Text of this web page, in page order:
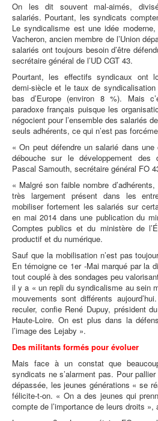
On les dit souvent mal-aimés,
salariés. Pourtant, les syndicats
Le syndicalisme est une idée
Vacheron, ancien membre de l’Union
salariés ont toujours besoin d’être
secrétaire général de l’UD CGT 43.
Pourtant, les effectifs syndicaux ont
demi-siècle et le taux de
bas d’Europe (environ 8 %). Mais
paradoxe français puisque les
négocient pour l’ensemble des salariés
seuls adhérents, ce qui n’est pas
« On peut défendre un salarié dans
débouche sur le développement des
Pascal Samouth, secrétaire général FO
« Malgré son faible nombre
très largement présent dans les
mobiliser fortement les salariés sur
en mai 2014 dans une publication du
Comptes publics et du ministère de
productif et du numérique.
Sauf que la mobilisation n’est pas
En témoigne ce 1er -Mai marqué par la
tout couplé à des sondages peu
il y a « un repli du syndicalisme au sein
mouvements sont différents
reculer, confie René Dupuy, président
Haute-Loire. On est plus dans la
l’image des Lejaby ».
Des militants formés pour évoluer
Mais face à un constat que
syndicats ne s’alarment pas. Pour
dépassée, les jeunes générations « se
félicite-t-on. « On a des jeunes qui
compte de l’importance de leurs droits